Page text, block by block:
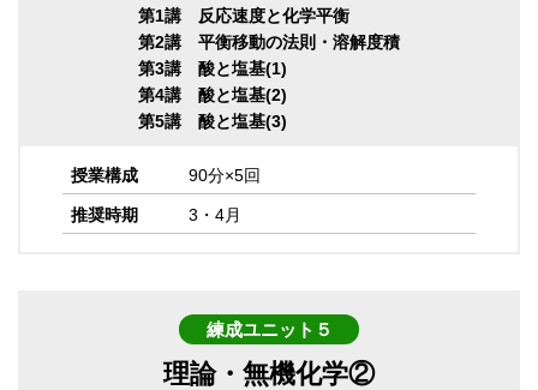
第1講 反応速度と化学平衡
第2講 平衡移動の法則・溶解度積
第3講 酸と塩基(1)
第4講 酸と塩基(2)
第5講 酸と塩基(3)
授業構成 90分×5回
推奨時期 3・4月
練成ユニット５
理論・無機化学②